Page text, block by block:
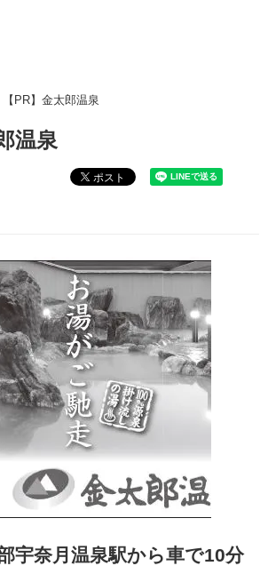
【PR】金太郎温泉
温泉
ポスト
宇奈月温泉駅から車で10分